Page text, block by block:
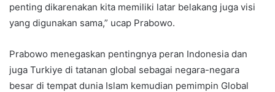
penting dikarenakan kita memiliki latar belakang juga visi
yang digunakan sama,” ucap Prabowo.
Prabowo menegaskan pentingnya peran Indonesia dan
juga Turkiye di tatanan global sebagai negara-negara
besar di tempat dunia Islam kemudian pemimpin Global